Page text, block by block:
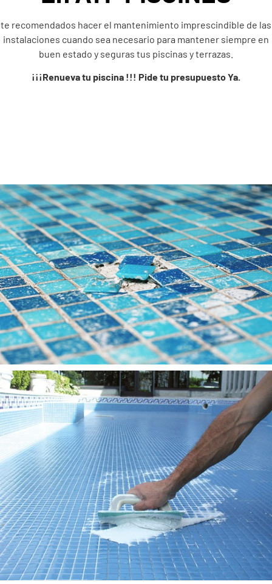
te recomendados hacer el mantenimiento imprescindible de las
instalaciones cuando sea necesario para mantener siempre en
buen estado y seguras tus piscinas y terrazas.
¡¡¡Renueva tu piscina !!! Pide tu presupuesto Ya.